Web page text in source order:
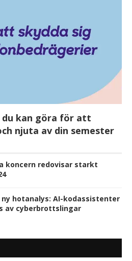
du kan göra för att
njuta av din semester
koncern redovisar starkt
ny hotanalys: AI-kodassistenter
av cyberbrottslingar